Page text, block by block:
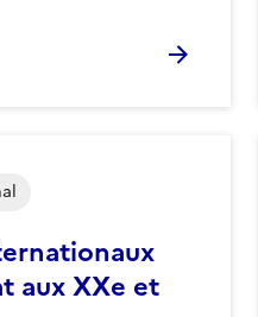
aux XXe et